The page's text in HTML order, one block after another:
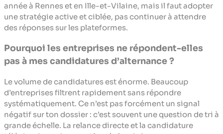
année à Rennes et en Ille-et-Vilaine, mais il faut adopter
une stratégie active et ciblée, pas continuer à attendre
des réponses sur les plateformes.
Pourquoi les entreprises ne répondent-elles
pas à mes candidatures d’alternance ?
Le volume de candidatures est énorme. Beaucoup
d’entreprises filtrent rapidement sans répondre
systématiquement. Ce n’est pas forcément un signal
négatif sur ton dossier : c’est souvent une question de tri à
grande échelle. La relance directe et la candidature